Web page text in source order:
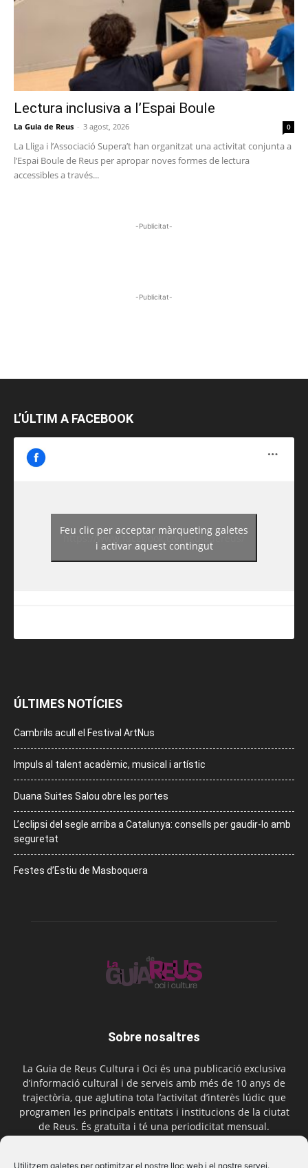
Utilitzem galetes per optimitzar el nostre lloc web i el nostre servei.
Lectura inclusiva a l’Espai Boule
La Guia de Reus - 3 agost, 2026 0
La Lliga i l’Associació Supera’t han organitzat una activitat conjunta a
l’Espai Boule de Reus per apropar noves formes de lectura
accessibles a través...
-Publicitat-
-Publicitat-
L’ÚLTIM A FACEBOOK
https://www.facebook.com/guiadereus/
Feu clic per acceptar màrqueting galetes
i activar aquest contingut
ÚLTIMES NOTÍCIES
Cambrils acull el Festival ArtNus
Impuls al talent acadèmic, musical i artístic
Duana Suites Salou obre les portes
L’eclipsi del segle arriba a Catalunya: consells per gaudir-lo amb
seguretat
Festes d’Estiu de Masboquera
Sobre nosaltres
La Guia de Reus Cultura i Oci és una publicació exclusiva
d’informació cultural i de serveis amb més de 10 anys de
trajectòria, que aglutina tota l’activitat d’interès lúdic que
programen les principals entitats i institucions de la ciutat
de Reus. És gratuïta i té una periodicitat mensual.